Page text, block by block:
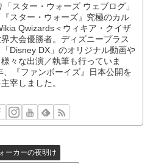
「スター・ウォーズ ウェブログ」
スター・ウォーズ』究極のカル
Qwizards＜ウィキア・クイザ
大会優勝者。ディズニープラス
Disney DX」のオリジナル動画や
々な出演／執筆も行っていま
、『ファンボーイズ』日本公開を
宰しました。
ーカーの夜明け